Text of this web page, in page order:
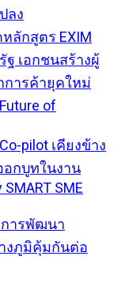
ลง
ลักสูตร EXIM
เอกชนสร้างผู้
การค้ายุคใหม่
of
pilot เคียงข้าง
อกบูทในงาน
SME
การพัฒนา
งภูมิคุ้มกันต่อ